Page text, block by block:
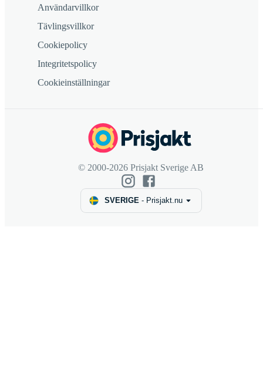
Användarvillkor
Tävlingsvillkor
Cookiepolicy
Integritetspolicy
Cookieinställningar
© 2000-2026 Prisjakt Sverige AB
SVERIGE- Prisjakt.nu